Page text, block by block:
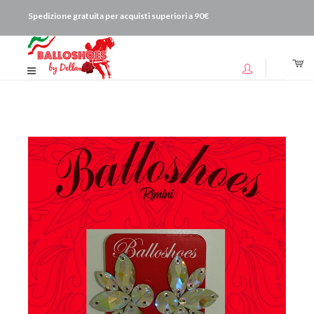
Spedizione gratuita per acquisti superiori a 90€